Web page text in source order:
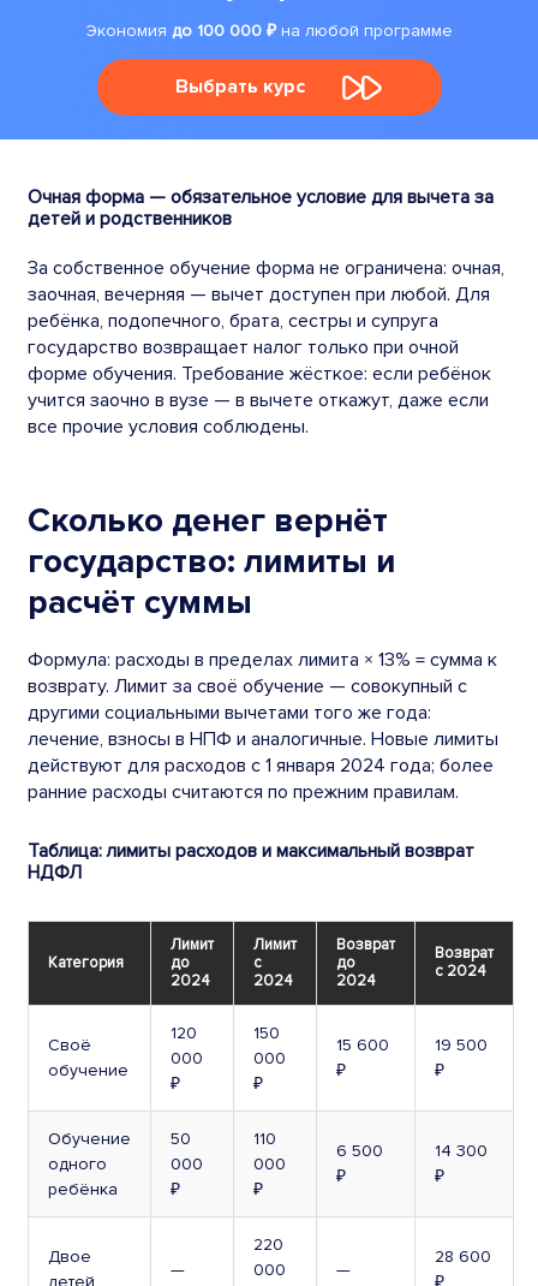
Экономия до 100 000 ₽на любой программе
Выбрать курс
Очная форма — обязательное условие для вычета за
детей и родственников
За собственное обучение форма не ограничена: очная,
заочная, вечерняя — вычет доступен при любой. Для
ребёнка, подопечного, брата, сестры и супруга
государство возвращает налог только при очной
форме обучения. Требование жёсткое: если ребёнок
учится заочно в вузе — в вычете откажут, даже если
все прочие условия соблюдены.
Сколько денег вернёт
государство: лимиты и
расчёт суммы
Формула: расходы в пределах лимита × 13% = сумма к
возврату. Лимит за своё обучение — совокупный с
другими социальными вычетами того же года:
лечение, взносы в НПФ и аналогичные. Новые лимиты
действуют для расходов с 1 января 2024 года; более
ранние расходы считаются по прежним правилам.
Таблица: лимиты расходов и максимальный возврат
НДФЛ
Категория
Лимит
до
2024
Лимит
с
2024
Возврат
до
2024
Возврат
с 2024
Своё
обучение
120
000
₽
150
000
₽
15 600
₽
19 500
₽
Обучение
одного
ребёнка
50
000
₽
110
000
₽
6 500
₽
14 300
₽
Двое
детей
—
220
000
—
28 600
₽